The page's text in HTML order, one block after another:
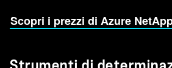
Scopri i prezzi di Azure